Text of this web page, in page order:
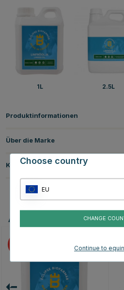
1L 2.5L
Produktinformationen
Über die Marke
Kundenbewertungen
Andere Produkte, die
10
Choose country
EU
CHANGE
Continue to